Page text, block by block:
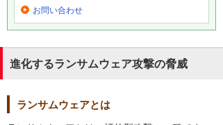
お問い合わせ
進化するランサムウェア攻撃の脅威
ランサムウェアとは